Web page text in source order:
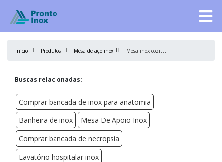
Início Produtos Mesa de aço inox M
esa inox cozinha industrial
Buscas relacionadas:
Comprar bancada de inox para anatomia
Banheira de inox
Mesa De Apoio Inox
Comprar bancada de necropsia
Lavatório hospitalar inox